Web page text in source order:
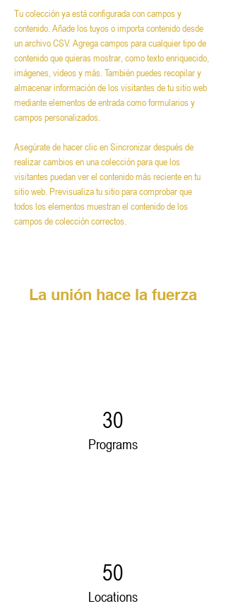
Tu colección ya está configurada con campos y
contenido. Añade los tuyos o importa contenido desde
un archivo CSV. Agrega campos para cualquier tipo de
contenido que quieras mostrar, como texto enriquecido,
imágenes, videos y más. También puedes recopilar y
almacenar información de los visitantes de tu sitio web
mediante elementos de entrada como formularios y
campos personalizados.
Asegúrate de hacer clic en Sincronizar después de
realizar cambios en una colección para que los
visitantes puedan ver el contenido más reciente en tu
sitio web. Previsualiza tu sitio para comprobar que
todos los elementos muestran el contenido de los
campos de colección correctos.
La unión hace la fuerza
30
Programs
50
Locations